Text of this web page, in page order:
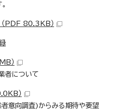
PDF 80.3KB）
）
者について
）
意向調査)からみる期待や要望